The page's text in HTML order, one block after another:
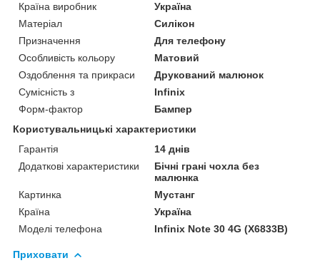
Країна виробник
Україна
Матеріал
Силікон
Призначення
Для телефону
Особливість кольору
Матовий
Оздоблення та прикраси
Друкований малюнок
Сумісність з
Infinix
Форм-фактор
Бампер
Користувальницькі характеристики
Гарантія
14 днів
Додаткові характеристики
Бічні грані чохла без
малюнка
Картинка
Мустанг
Країна
Україна
Моделі телефона
Infinix Note 30 4G (X6833B)
Приховати